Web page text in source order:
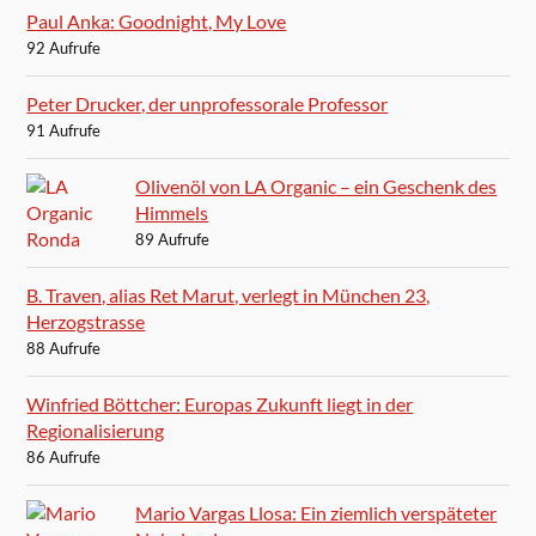
Paul Anka: Goodnight, My Love
92 Aufrufe
Peter Drucker, der unprofessorale Professor
91 Aufrufe
Olivenöl von LA Organic – ein Geschenk des
Himmels
89 Aufrufe
B. Traven, alias Ret Marut, verlegt in München 23,
Herzogstrasse
88 Aufrufe
Winfried Böttcher: Europas Zukunft liegt in der
Regionalisierung
86 Aufrufe
Mario Vargas Llosa: Ein ziemlich verspäteter